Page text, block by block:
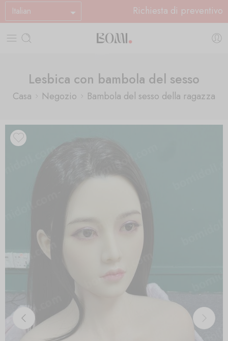
Italian Richiesta di preventivo
Lesbica con bambola del sesso
Casa Negozio Bambola del sesso della ragazza